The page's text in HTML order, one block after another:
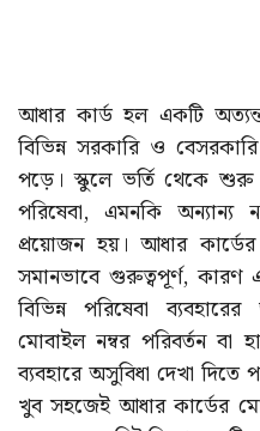
আধার কার্ড হল একটি
বিভিন্ন সরকারি ও
পড়ে। স্কুলে ভর্তি থেকে শুরু
পরিষেবা, এমনকি অন্যান্য
প্রয়োজন হয়। আধার কার্ডের
সমানভাবে গুরুত্বপূর্ণ, কারণ
বিভিন্ন পরিষেবা
মোবাইল নম্বর পরিবর্তন বা
ব্যবহারে অসুবিধা দেখা দিতে
খুব সহজেই আধার কার্ডের